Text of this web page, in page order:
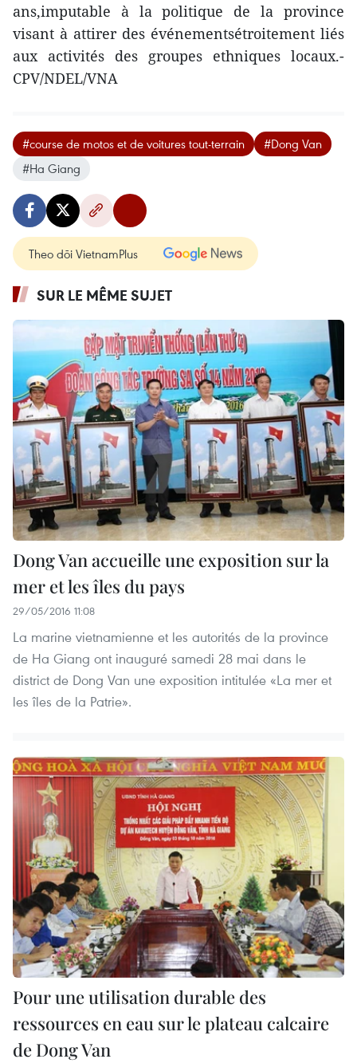
ans,imputable à la politique de la province
visant à attirer des événementsétroitement liés
aux activités des groupes ethniques locaux.-
CPV/NDEL/VNA
#course de motos et de voitures tout-terrain
#Dong Van
#Ha Giang
Theo dõi VietnamPlus
SUR LE MÊME SUJET
Dong Van accueille une exposition sur la
mer et les îles du pays
29/05/2016 11:08
La marine vietnamienne et les autorités de la province
de Ha Giang ont inauguré samedi 28 mai dans le
district de Dong Van une exposition intitulée «La mer et
les îles de la Patrie».
Pour une utilisation durable des
ressources en eau sur le plateau calcaire
de Dong Van